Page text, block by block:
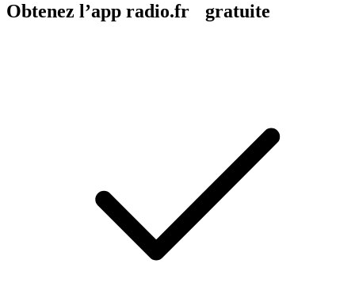
Obtenez l’app radio.fr gratuite